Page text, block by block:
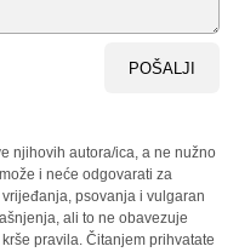
POŠALJI
njihovih autora/ica, a ne nužno
i neće odgovarati za
psovanja i vulgaran
ali to ne obavezuje
pravila. Čitanjem prihvatate